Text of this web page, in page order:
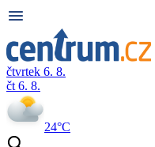
čtvrtek 6. 8.
čt 6. 8.
24°C